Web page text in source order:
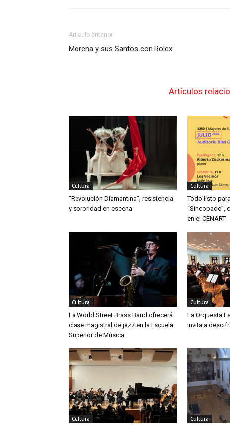
Artículo anterior
Morena y sus Santos con Rolex
Artículos
Cultura
“Revolución Diamantina”, resistencia
y sororidad en escena
Cultura
Todo listo
“Sincopado”,
en el CENART
Cultura
La World Street Brass Band ofrecerá
clase magistral de jazz en la Escuela
Superior de Música
Cultura
La Orquesta
invita a
Cultura Cultura